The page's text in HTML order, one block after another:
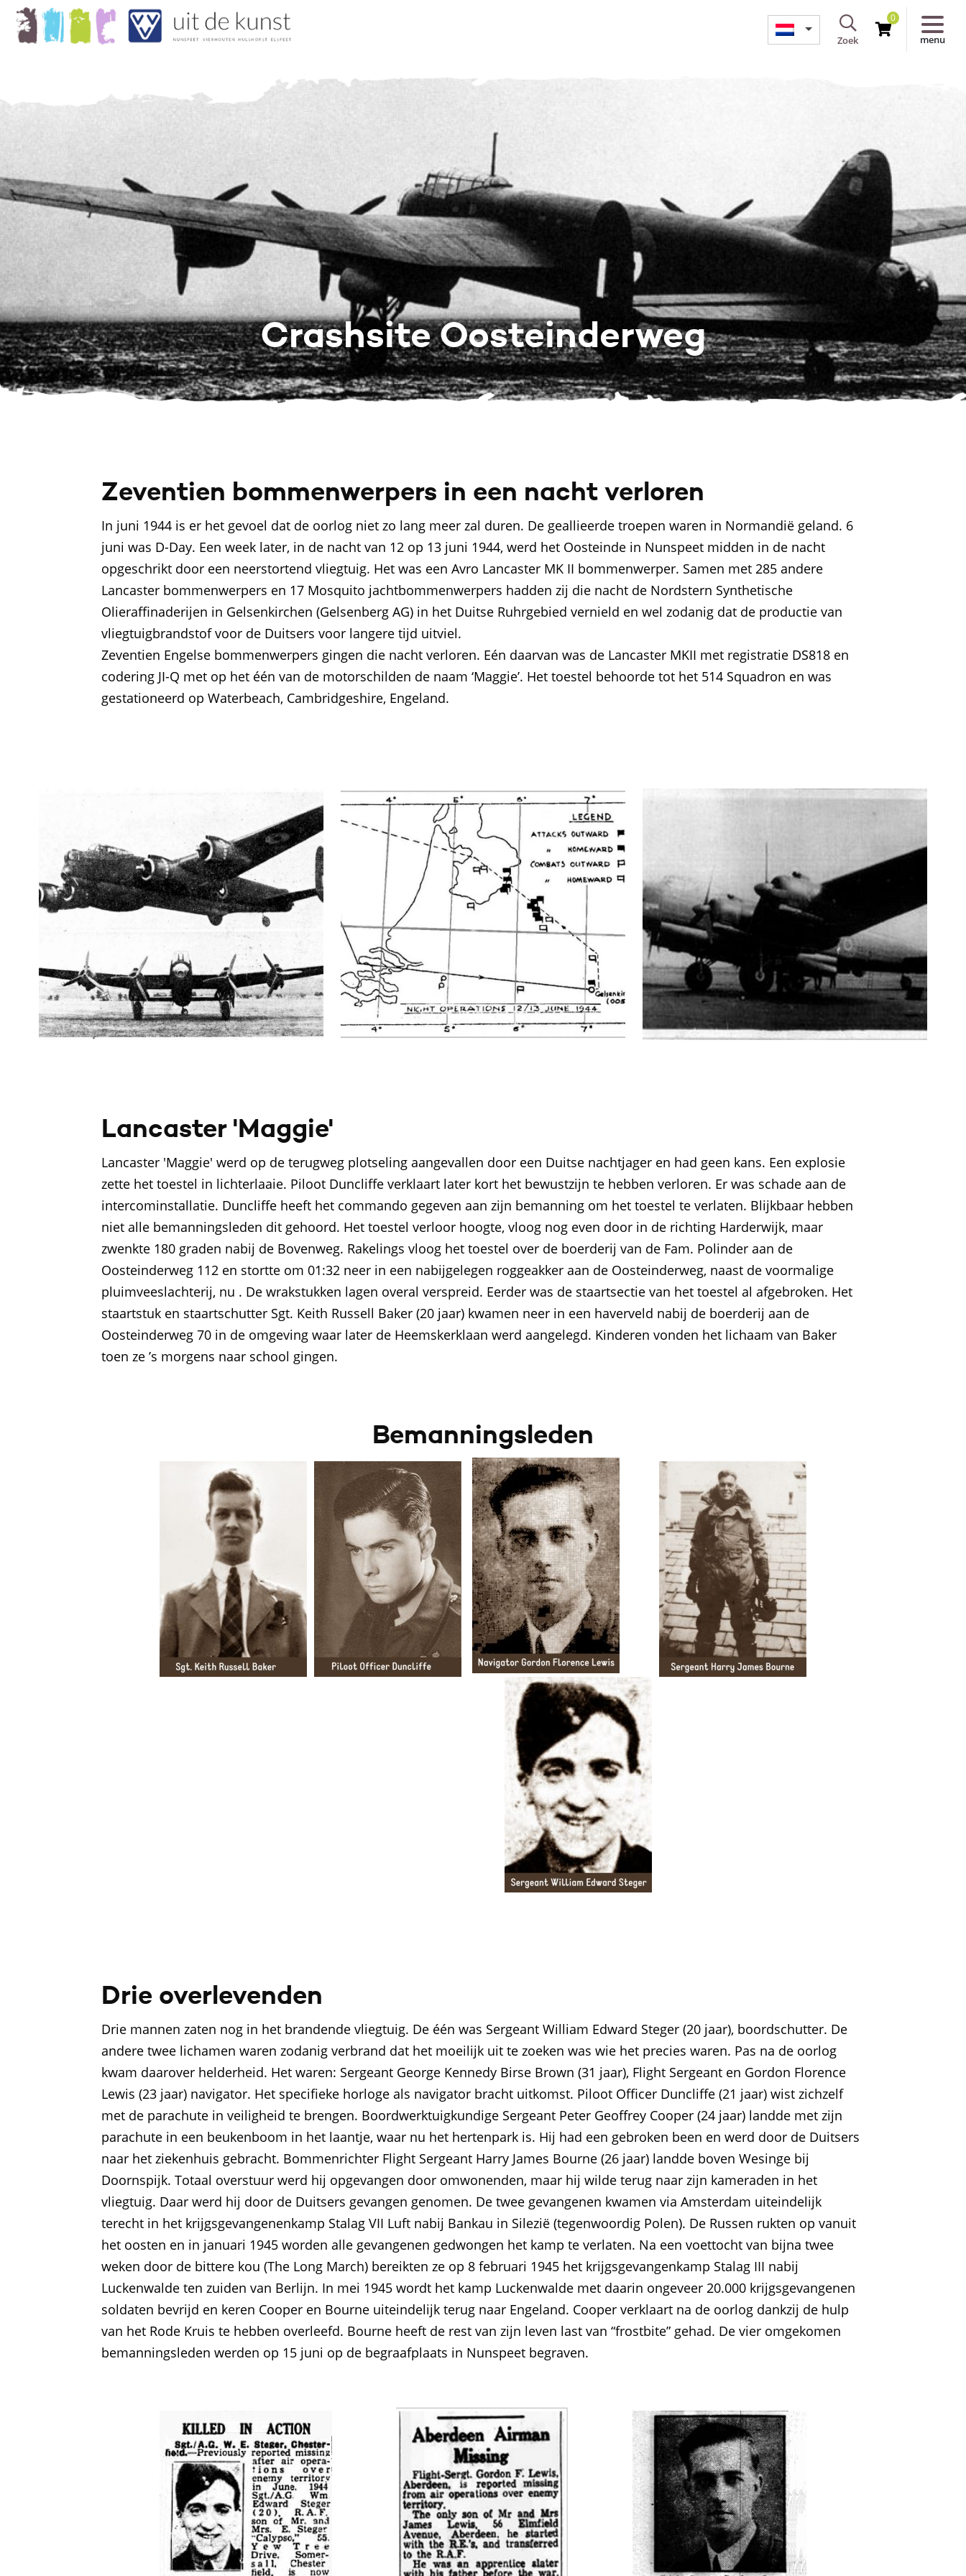
Zoek
0
menu
Crashsite Oosteinderweg
Zeventien bommenwerpers in een nacht verloren
In juni 1944 is er het gevoel dat de oorlog niet zo lang meer zal duren. De geallieerde troepen waren in Normandië geland. 6
juni was D-Day. Een week later, in de nacht van 12 op 13 juni 1944, werd het Oosteinde in Nunspeet midden in de nacht
opgeschrikt door een neerstortend vliegtuig. Het was een Avro Lancaster MK II bommenwerper. Samen met 285 andere
Lancaster bommenwerpers en 17 Mosquito jachtbommenwerpers hadden zij die nacht de Nordstern Synthetische
Olieraffinaderijen in Gelsenkirchen (Gelsenberg AG) in het Duitse Ruhrgebied vernield en wel zodanig dat de productie van
vliegtuigbrandstof voor de Duitsers voor langere tijd uitviel.
Zeventien Engelse bommenwerpers gingen die nacht verloren. Eén daarvan was de Lancaster MKII met registratie DS818 en
codering JI-Q met op het één van de motorschilden de naam ‘Maggie’. Het toestel behoorde tot het 514 Squadron en was
gestationeerd op Waterbeach, Cambridgeshire, Engeland.
Lancaster 'Maggie'
Lancaster 'Maggie' werd op de terugweg plotseling aangevallen door een Duitse nachtjager en had geen kans. Een explosie
zette het toestel in lichterlaaie. Piloot Duncliffe verklaart later kort het bewustzijn te hebben verloren. Er was schade aan de
intercominstallatie. Duncliffe heeft het commando gegeven aan zijn bemanning om het toestel te verlaten. Blijkbaar hebben
niet alle bemanningsleden dit gehoord. Het toestel verloor hoogte, vloog nog even door in de richting Harderwijk, maar
zwenkte 180 graden nabij de Bovenweg. Rakelings vloog het toestel over de boerderij van de Fam. Polinder aan de
Oosteinderweg 112 en stortte om 01:32 neer in een nabijgelegen roggeakker aan de Oosteinderweg, naast de voormalige
pluimveeslachterij, nu . De wrakstukken lagen overal verspreid. Eerder was de staartsectie van het toestel al afgebroken. Het
staartstuk en staartschutter Sgt. Keith Russell Baker (20 jaar) kwamen neer in een haverveld nabij de boerderij aan de
Oosteinderweg 70 in de omgeving waar later de Heemskerklaan werd aangelegd. Kinderen vonden het lichaam van Baker
toen ze ’s morgens naar school gingen.
Bemanningsleden
Drie overlevenden
Drie mannen zaten nog in het brandende vliegtuig. De één was Sergeant William Edward Steger (20 jaar), boordschutter. De
andere twee lichamen waren zodanig verbrand dat het moeilijk uit te zoeken was wie het precies waren. Pas na de oorlog
kwam daarover helderheid. Het waren: Sergeant George Kennedy Birse Brown (31 jaar), Flight Sergeant en Gordon Florence
Lewis (23 jaar) navigator. Het specifieke horloge als navigator bracht uitkomst. Piloot Officer Duncliffe (21 jaar) wist zichzelf
met de parachute in veiligheid te brengen. Boordwerktuigkundige Sergeant Peter Geoffrey Cooper (24 jaar) landde met zijn
parachute in een beukenboom in het laantje, waar nu het hertenpark is. Hij had een gebroken been en werd door de Duitsers
naar het ziekenhuis gebracht. Bommenrichter Flight Sergeant Harry James Bourne (26 jaar) landde boven Wesinge bij
Doornspijk. Totaal overstuur werd hij opgevangen door omwonenden, maar hij wilde terug naar zijn kameraden in het
vliegtuig. Daar werd hij door de Duitsers gevangen genomen. De twee gevangenen kwamen via Amsterdam uiteindelijk
terecht in het krijgsgevangenenkamp Stalag VII Luft nabij Bankau in Silezië (tegenwoordig Polen). De Russen rukten op vanuit
het oosten en in januari 1945 worden alle gevangenen gedwongen het kamp te verlaten. Na een voettocht van bijna twee
weken door de bittere kou (The Long March) bereikten ze op 8 februari 1945 het krijgsgevangenkamp Stalag III nabij
Luckenwalde ten zuiden van Berlijn. In mei 1945 wordt het kamp Luckenwalde met daarin ongeveer 20.000 krijgsgevangenen
soldaten bevrijd en keren Cooper en Bourne uiteindelijk terug naar Engeland. Cooper verklaart na de oorlog dankzij de hulp
van het Rode Kruis te hebben overleefd. Bourne heeft de rest van zijn leven last van “frostbite” gehad. De vier omgekomen
bemanningsleden werden op 15 juni op de begraafplaats in Nunspeet begraven.